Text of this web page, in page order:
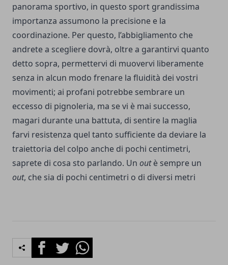
panorama sportivo, in questo sport grandissima
importanza assumono la precisione e la
coordinazione. Per questo, l’abbigliamento che
andrete a scegliere dovrà, oltre a garantirvi quanto
detto sopra, permettervi di muovervi liberamente
senza in alcun modo frenare la fluidità dei vostri
movimenti; ai profani potrebbe sembrare un
eccesso di pignoleria, ma se vi è mai successo,
magari durante una battuta, di sentire la maglia
farvi resistenza quel tanto sufficiente da deviare la
traiettoria del colpo anche di pochi centimetri,
saprete di cosa sto parlando. Un outè sempre un
out, che sia di pochi centimetri o di diversi metri
FacebookTwitterWhatsapp